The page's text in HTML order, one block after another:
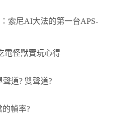
索尼AI大法的第一台APS-
電怪獸實玩心得
道? 雙聲道?
幀率?